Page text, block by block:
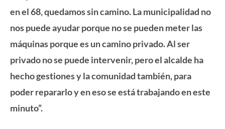
en el 68, quedamos sin camino. La municipalidad no
nos puede ayudar porque no se pueden meter las
máquinas porque es un camino privado. Al ser
privado no se puede intervenir, pero el alcalde ha
hecho gestiones y la comunidad también, para
poder repararlo y en eso se está trabajando en este
minuto”.